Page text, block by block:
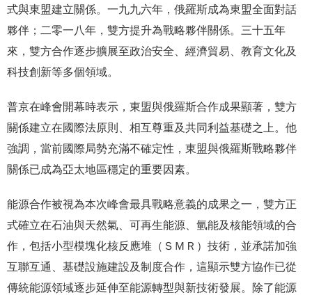
式與東盟建立關係。一九九六年，俄羅斯成為東盟全面對話
夥伴；二零一八年，雙方提升為戰略夥伴關係。三十五年
來，雙方合作逐步擴展至政治安全、經濟貿易、教育文化及
科技創新等多個領域。
普京在峰會開幕時表示，東盟與俄羅斯合作成果顯著，雙方
關係建立在國際法原則、相互尊重及共同利益基礎之上。他
強調，當前國際局勢充滿不確定性，東盟與俄羅斯戰略夥伴
關係已成為亞太地區穩定的重要因素。
能源合作被視為本次峰會最具戰略意義的成果之一，雙方正
式確立在石油與天然氣、可再生能源、氫能及核能領域的合
作，包括小型模塊化核反應堆（ＳＭＲ）技術，並承諾加強
互聯互通、基礎設施建設及制度合作，這顯示雙方協作已從
傳統能源領域逐步延伸至能源轉型與新技術發展。除了能源